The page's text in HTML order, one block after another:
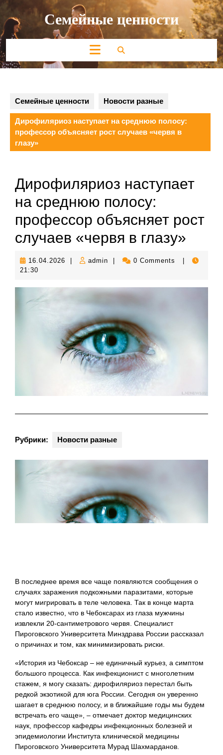
Перейти
содержимому Семейные ценности
Кнопка
Открыть
Семейные ценности Новости разные
Дирофиляриоз наступает на среднюю полосу:
профессор объясняет рост случаев «червя в
глазу»
Дирофиляриоз наступает
на среднюю полосу:
профессор объясняет рост
случаев «червя в глазу»
16.04.2026 16.04.2026
admin admin 0 Comments
21:30
Рубрики: Новости разные
В последнее время все чаще появляются сообщения о
случаях заражения подкожными паразитами, которые
могут мигрировать в теле человека. Так в конце марта
стало известно, что в Чебоксарах из глаза мужчины
извлекли 20-сантиметрового червя. Специалист
Пироговского Университета Минздрава России рассказал
о причинах и том, как минимизировать риски.
«История из Чебоксар – не единичный курьез, а симптом
большого процесса. Как инфекционист с многолетним
стажем, я могу сказать: дирофиляриоз перестал быть
редкой экзотикой для юга России. Сегодня он уверенно
шагает в среднюю полосу, и в ближайшие годы мы будем
встречать его чаще», – отмечает доктор медицинских
наук, профессор кафедры инфекционных болезней и
эпидемиологии Института клинической медицины
Пироговского Университета Мурад Шахмарданов.